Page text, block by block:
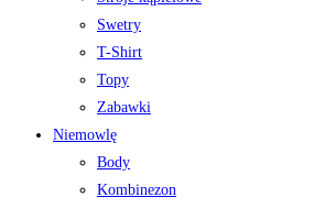
Swetry
T-Shirt
Topy
Zabawki
Niemowlę
Body
Kombinezon